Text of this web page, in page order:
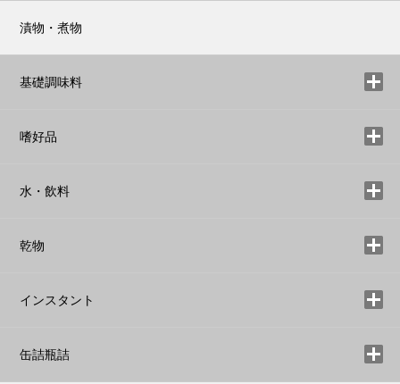
漬物・煮物
基礎調味料
嗜好品
水・飲料
乾物
インスタント
缶詰瓶詰